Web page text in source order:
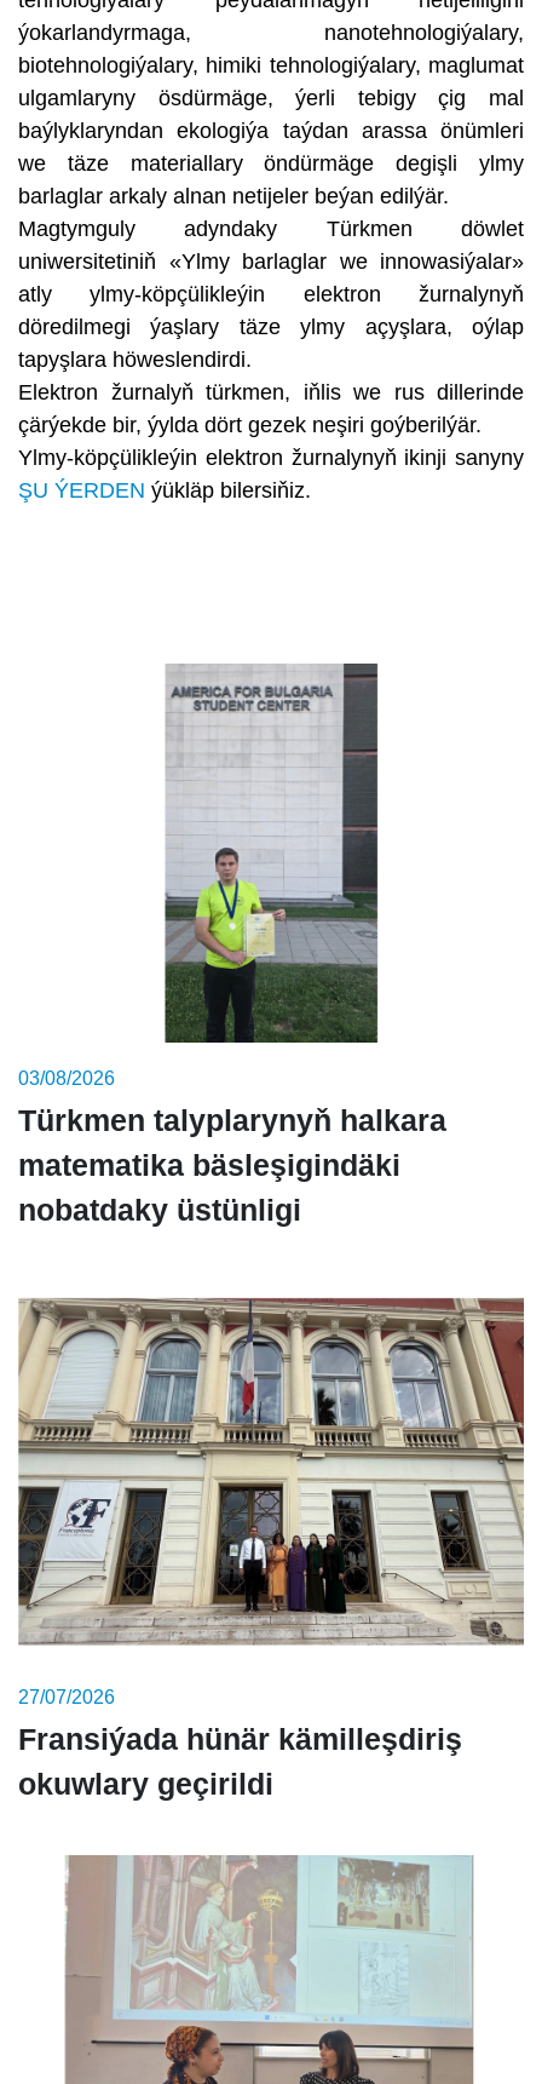
ýokarlandyrmaga, nanotehnologiýalary,
biotehnologiýalary, himiki tehnologiýalary, maglumat
ulgamlaryny ösdürmäge, ýerli tebigy çig mal
baýlyklaryndan ekologiýa taýdan arassa önümleri
we täze materiallary öndürmäge degişli ylmy
barlaglar arkaly alnan netijeler beýan edilýär.
Magtymguly adyndaky Türkmen döwlet
uniwersitetiniň «Ylmy barlaglar we innowasiýalar»
atly ylmy-köpçülikleýin elektron žurnalynyň
döredilmegi ýaşlary täze ylmy açyşlara, oýlap
tapyşlara höweslendirdi.
Elektron žurnalyň türkmen, iňlis we rus dillerinde
çärýekde bir, ýylda dört gezek neşiri goýberilýär.
Ylmy-köpçülikleýin elektron žurnalynyň ikinji sanyny
ŞU ÝERDEN ýükläp bilersiňiz.
03/08/2026
Türkmen talyplarynyň halkara
matematika bäsleşigindäki
nobatdaky üstünligi
27/07/2026
Fransiýada hünär kämilleşdiriş
okuwlary geçirildi